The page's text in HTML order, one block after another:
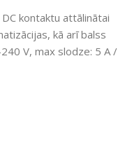
kontaktu attālinātai
kā arī balss
V, max slodze: 5 A /